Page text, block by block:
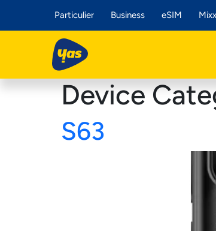
Particulier Business eSIM
Device
S63